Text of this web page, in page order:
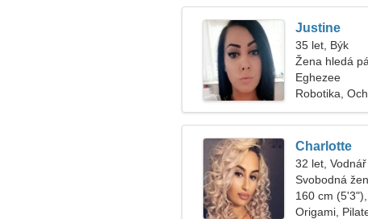
Justine
35 let, Býk
Žena hledá
Eghezee
Robotika,
Charlotte
32 let, Vodnář
Svobodná
160 cm
Origami,